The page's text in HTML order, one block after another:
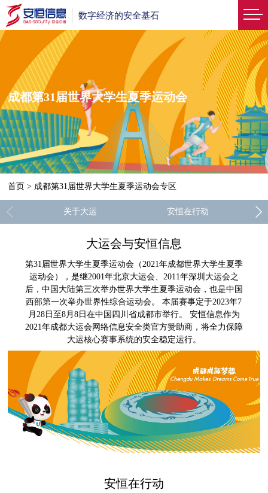
数字经济的安全基石
成都第31届世界大学生夏季运动会
首页 > 成都第31届世界大学生夏季运动会专区
关于大运 安恒在行动
大运会与安恒信息
第31届世界大学生夏季运动会（2021年成都世界大学生夏季
运动会），是继2001年北京大运会、2011年深圳大运会之
后，中国大陆第三次举办世界大学生夏季运动会，也是中国
西部第一次举办世界性综合运动会。 本届赛事定于2023年7
月28日至8月8日在中国四川省成都市举行。 安恒信息作为
2021年成都大运会网络信息安全类官方赞助商，将全力保障
大运核心赛事系统的安全稳定运行。
安恒在行动